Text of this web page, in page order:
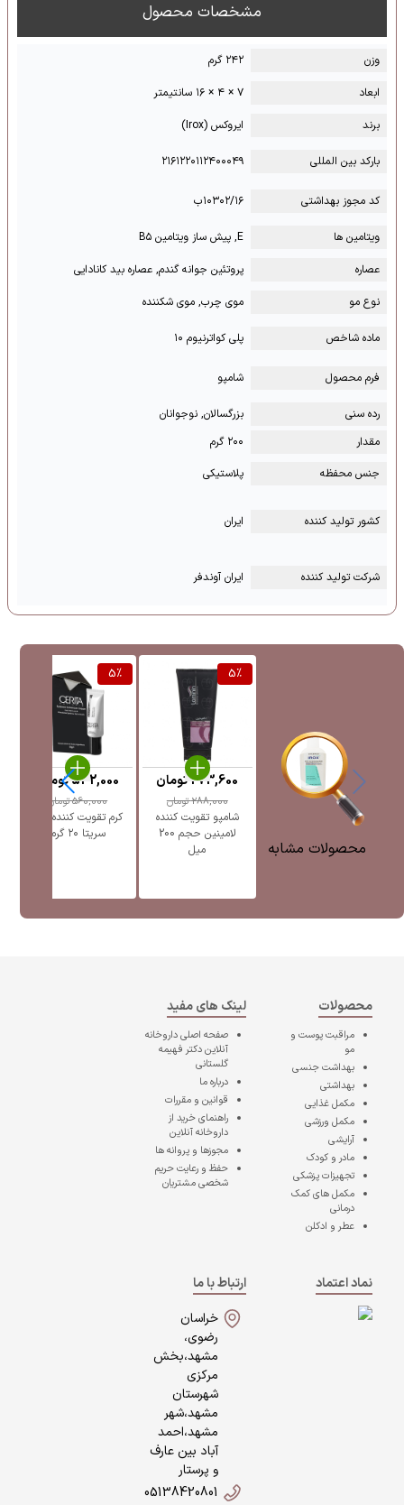
مشخصات محصول
وزن
۲۴۲ گرم
ابعاد
۷ × ۴ × ۱۶ سانتیمتر
برند
ایروکس (Irox)
بارکد بین المللی ۲۱۶۱۲۲۰۱۱۲۴۰۰۰۴۹
کد مجوز بهداشتی ۱۰۳۰۲/۱۶ب
ویتامین ها
E, پیش ساز ویتامین B۵
عصاره
پروتئین جوانه گندم, عصاره بید کانادایی
نوع مو
موی چرب, موی شکننده
ماده شاخص پلی کواترنیوم ۱۰
فرم محصول شامپو
رده سنی
بزرگسالان, نوجوانان
مقدار
۲۰۰ گرم
جنس محفظه
پلاستیکی
کشور تولید کننده ایران
شرکت تولید کننده ایران آوندفر
محصولات مشابه
5%
شامپو تقویت کننده
لامینین حجم 200
میل
288,000تومان
273,600تومان
5%
کرم تقویت کننده ابرو
سریتا ۲۰ گرم
560,000تومان
532,000تومان
محصولات
مراقبت پوست و
مو
بهداشت جنسی
بهداشتی
مکمل غذایی
مکمل ورزشی
آرایشی
مادر و کودک
تجهیزات پزشکی
مکمل های کمک
درمانی
عطر و ادکلن
لینک های مفید
صفحه اصلیداروخانه
آنلاین دکتر فهیمه
گلستانی
درباره ما
قوانین و مقررات
راهنمای خرید از
داروخانه آنلاین
مجوزها و پروانه ها
حفظ و رعایت حریم
شخصی مشتریان
نماد اعتماد
ارتباط با ما
خراسان
رضوی،
مشهد،بخش
مرکزی
شهرستان
مشهد،شهر
مشهد،احمد
آباد بین عارف
و پرستار
05138420801